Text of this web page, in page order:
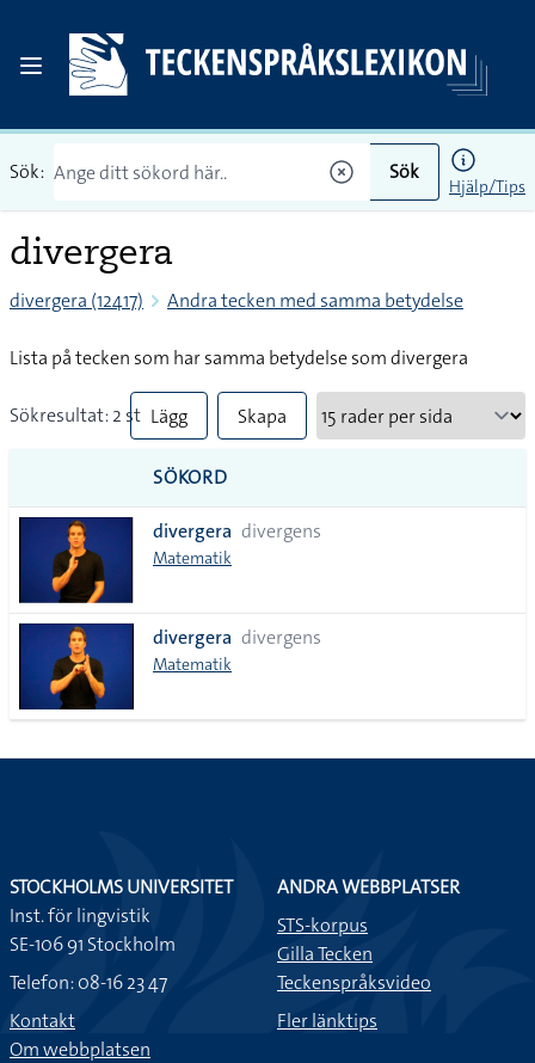
Sök: Sök
Hjälp/Tips
divergera
divergera (12417) Andra tecken med samma betydelse
Lista på tecken som har samma betydelse som divergera
Sökresultat: 2 st Lägg
till
alla i
lista
Skapa
SÖKORD
divergera divergens
Matematik
divergera divergens
Matematik
STOCKHOLMS UNIVERSITET
Inst. för lingvistik
SE-106 91 Stockholm
Telefon: 08-16 23 47
Kontakt
Om webbplatsen
ANDRA WEBBPLATSER
STS-korpus
Gilla Tecken
Teckenspråksvideo
Fler länktips